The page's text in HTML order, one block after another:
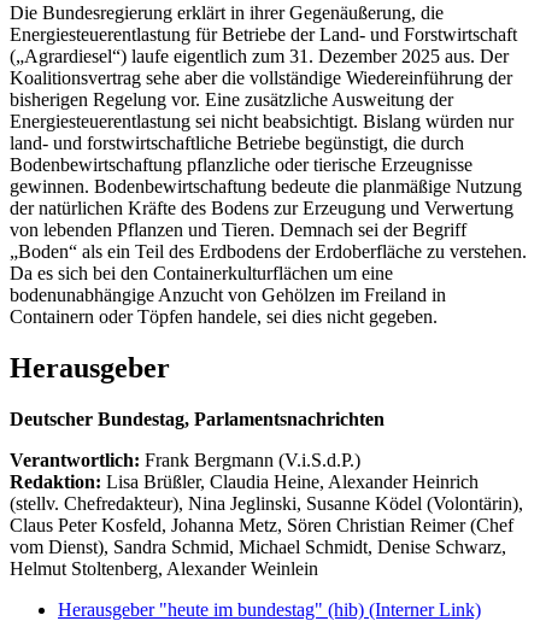
Die Bundesregierung erklärt in ihrer Gegenäußerung, die
Energiesteuerentlastung für Betriebe der Land- und Forstwirtschaft
(„Agrardiesel“) laufe eigentlich zum 31. Dezember 2025 aus. Der
Koalitionsvertrag sehe aber die vollständige Wiedereinführung der
bisherigen Regelung vor. Eine zusätzliche Ausweitung der
Energiesteuerentlastung sei nicht beabsichtigt. Bislang würden nur
land- und forstwirtschaftliche Betriebe begünstigt, die durch
Bodenbewirtschaftung pflanzliche oder tierische Erzeugnisse
gewinnen. Bodenbewirtschaftung bedeute die planmäßige Nutzung
der natürlichen Kräfte des Bodens zur Erzeugung und Verwertung
von lebenden Pflanzen und Tieren. Demnach sei der Begriff
„Boden“ als ein Teil des Erdbodens der Erdoberfläche zu verstehen.
Da es sich bei den Containerkulturflächen um eine
bodenunabhängige Anzucht von Gehölzen im Freiland in
Containern oder Töpfen handele, sei dies nicht gegeben.
Herausgeber
Deutscher Bundestag, Parlamentsnachrichten
Verantwortlich: Frank Bergmann (V.i.S.d.P.)
Redaktion: Lisa Brüßler, Claudia Heine, Alexander Heinrich
(stellv. Chefredakteur), Nina Jeglinski, Susanne Ködel (Volontärin),
Claus Peter Kosfeld, Johanna Metz, Sören Christian Reimer (Chef
vom Dienst), Sandra Schmid, Michael Schmidt, Denise Schwarz,
Helmut Stoltenberg, Alexander Weinlein
Herausgeber "heute im bundestag" (hib) (Interner Link)